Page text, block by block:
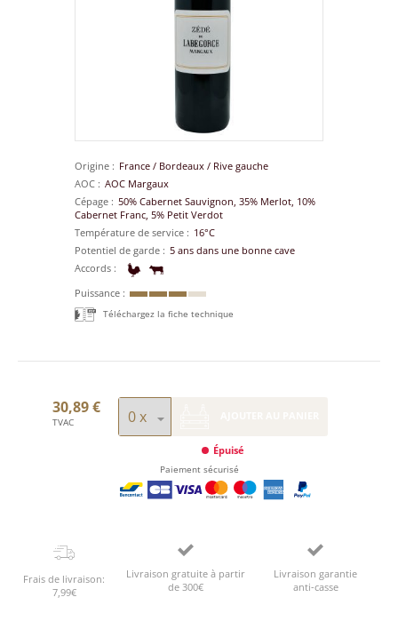
Origine France / Bordeaux / Rive gauche
AOC
AOC Margaux
Cépage
50% Cabernet Sauvignon, 35% Merlot, 10%
Cabernet Franc, 5% Petit Verdot
Température de service
16°C
Potentiel de garde
5 ans dans une bonne cave
Accords
Puissance
Téléchargez la fiche technique
30,89 €
TVAC
Épuisé
Paiement sécurisé
Frais de livraison:
7,99€
Livraison gratuite à partir
de 300€
Livraison garantie
anti-casse